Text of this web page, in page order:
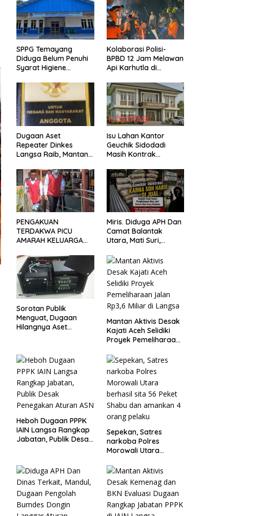
SPPG Temayang
Diduga Belum Penuhi
Syarat Higiene
Publik
Kolaborasi Polisi-
BPBD 12 Jam Melawan
Api Karhutla di
Dugaan Aset
Repeater Dinkes
Langsa Raib, Mantan
Penegak Hukum
Bergerak
Isu Lahan Kantor
Geuchik Sidodadi
Masih Kontrak
Penjelasan Perangkat
Desa
PENGAKUAN
TERDAKWA PICU
AMARAH KELUARGA
PECAH SETELAH
SIDANG TUNTUTAN
DITUNDA
Miris. Diduga APH Dan
Camat Balantak
Utara, Mati Suri,
Jual Bantuan Negara,
Belum Ada Tindakan
Tegas. ​
Sorotan Publik
Menguat, Dugaan
Hilangnya Aset
Terjawab
Mantan Aktivis Desak
Kajati Aceh Selidiki
Proyek Pemeliharaan
Langsa
Heboh Dugaan PPPK
IAIN Langsa Rangkap
Jabatan, Publik Desak
Sepekan, Satres
narkoba Polres
Morowali Utara
Shabu dan amankan
4 orang pelaku